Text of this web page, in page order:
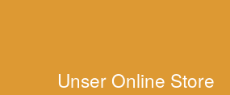
Unser Online Store